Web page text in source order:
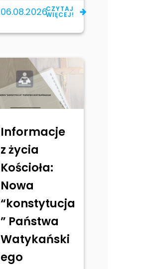
06.08.2026CZYTAJ
WIĘCEJ!
Informacje
z życia
Kościoła:
Nowa
“konstytucja
” Państwa
Watykański
ego